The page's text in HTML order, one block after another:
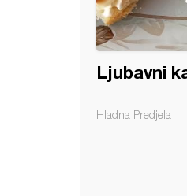
Ljubavni
Hladna Predjela